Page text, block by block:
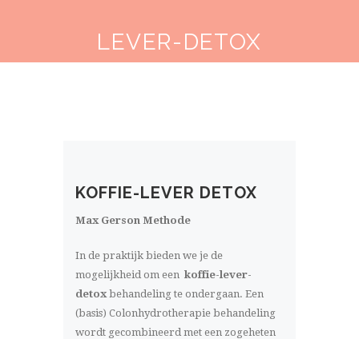
LEVER-DETOX
KOFFIE-LEVER DETOX
Max Gerson Methode
In de praktijk bieden we je de
mogelijkheid om een koffie-lever-
detox behandeling te ondergaan. Een
(basis) Colonhydrotherapie behandeling
wordt gecombineerd met een zogeheten